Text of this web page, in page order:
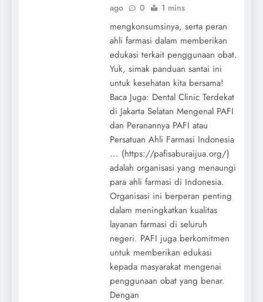
ago
0 1 mins
mengkonsumsinya, serta peran
ahli farmasi dalam memberikan
edukasi terkait penggunaan obat.
Yuk, simak panduan santai ini
untuk kesehatan kita bersama!
Baca Juga: Dental Clinic Terdekat
di Jakarta Selatan Mengenal PAFI
dan Peranannya PAFI atau
Persatuan Ahli Farmasi Indonesia
... (https://pafisaburaijua.org/)
adalah organisasi yang menaungi
para ahli farmasi di Indonesia.
Organisasi ini berperan penting
dalam meningkatkan kualitas
layanan farmasi di seluruh
negeri. PAFI juga berkomitmen
untuk memberikan edukasi
kepada masyarakat mengenai
penggunaan obat yang benar.
Dengan